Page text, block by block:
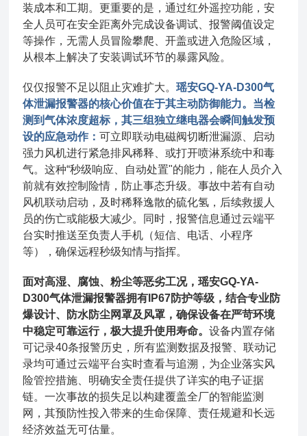
装成本和工期。更重要的是，通过红外遥控功能，安
全人员可在安全距离外完成设备调试、报警阈值设定
等操作，无需人员冒险攀爬、开盖或进入危险区域，
从根本上解决了安装调试环节的暴露风险。
仅仅报警不足以阻止灾难扩大。瑶安GQ-YA-D300气
体泄漏报警器的核心价值在于其主动防御能力。当检
测到气体浓度超标，其三组独立继电器会瞬间触发预
设的应急动作：可立即联动电磁阀切断泄漏源、启动
强力风机进行紧急排风稀释、或打开喷淋系统中和毒
气。这种“秒级响应、自动处置"的能力，能在人员介入
前就有效控制险情，防止事态升级。事故中若有自动
风机联动启动，及时稀释逸散的硫化氢，后续救援人
员的伤亡或能极大减少。同时，报警信息通过云端平
台实时推送至负责人手机（短信、电话、小程序
等），确保远程秒级知情与指挥。
面对高湿、腐蚀、粉尘等恶劣工况，瑶安GQ-YA-
D300气体泄漏报警器拥有IP67防护等级，结合专业防
爆设计、防水防尘网罩及风罩，确保设备在严苛环境
中稳定可靠运行，极大提升使用寿命。设备内置存储
可记录40条报警历史，所有监测数据及报警、联动记
录均可通过云端平台实时查看与追溯，为企业落实风
险管控措施、明确安全责任提供了详实的电子证据
链。一次事故的损失足以构建覆盖全厂的智能监测
网，其预防性投入带来的生命保障、责任规避和长远
经济效益无可估量。